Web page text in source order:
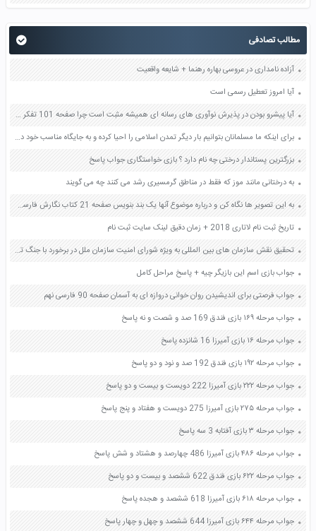
مطالب تصادفی
آزاده نامداری در عروسی بهاره رهنما + شایعه واقعیت
آیا امروز تعطیل رسمی است
آیا پیشرو بودن در پذیرش نوآوری های رسانه ای همیشه مثبت است چرا صفحه 101 تفکر و سواد رسانه ای دهم
برای اینکه ما مسلمانان بتوانیم بار دیگر تمدن اسلامی را احیا کرده و به جایگاه مناسب خود در جهان برسانیم چه اقداماتی باید انجام دهیم صفحه 124 دین و زندگی دوازدهم
بزرگترین پستاندار درختی چه نام دارد ؟ بازی خواستگاری جواب پاسخ
به درختانی مانند موز که فقط در مناطق گرمسیری رشد می کنند چه می گویند
به این تصویر ها نگاه کن و درباره موضوع آنها یک بند بنویس صفحه 21 کتاب نگارش فارسی سوم
تاریخ ثبت نام لاتاری 2018 + زمان دقیق لینک سایت ثبت نام
تحقیق نقش سازمان های بین المللی به ویژه شورای امنیت سازمان ملل در برخورد با جنگ تحمیلی صفحه 35 آمادگی دفاعی دهم
جواب بازی اسم این بازیگر چیه + پاسخ مراحل کامل
جواب فرصتی برای اندیشیدن روان خوانی دروازه ای به آسمان صفحه 90 فارسی نهم
جواب مرحله ۱۶۹ بازی فندق 169 صد و شصت و نه پاسخ
جواب مرحله ۱۶ بازی آمیرزا 16 شانزده پاسخ
جواب مرحله ۱۹۲ بازی فندق 192 صد و نود و دو پاسخ
جواب مرحله ۲۲۲ بازی آمیرزا 222 دویست و بیست و دو پاسخ
جواب مرحله ۲۷۵ بازی آمیرزا 275 دویست و هفتاد و پنج پاسخ
جواب مرحله ۳ بازی آفتابه 3 سه پاسخ
جواب مرحله ۴۸۶ بازی آمیرزا 486 چهارصد و هشتاد و شش پاسخ
جواب مرحله ۶۲۲ بازی فندق 622 ششصد و بیست و دو پاسخ
جواب مرحله ۶۱۸ بازی آمیرزا 618 ششصد و هجده پاسخ
جواب مرحله ۶۴۴ بازی آمیرزا 644 ششصد و چهل و چهار پاسخ